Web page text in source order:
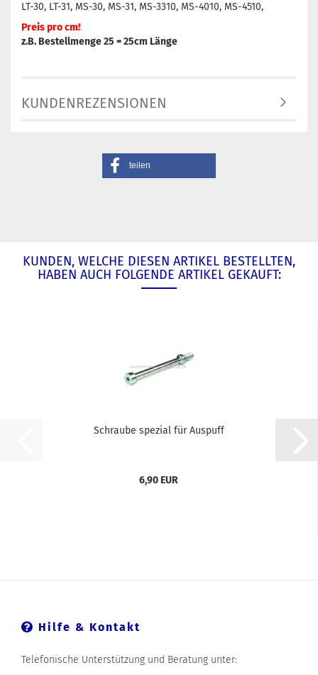
LT-30, LT-31, MS-30, MS-31, MS-3310, MS-4010, MS-4510,
Preis pro cm!
z.B. Bestellmenge 25 = 25cm Länge
KUNDENREZENSIONEN
teilen
KUNDEN, WELCHE DIESEN ARTIKEL BESTELLTEN,
HABEN AUCH FOLGENDE ARTIKEL GEKAUFT:
Schraube spezial für Auspuff
6,90 EUR
Hilfe & Kontakt
Telefonische Unterstützung und Beratung unter: